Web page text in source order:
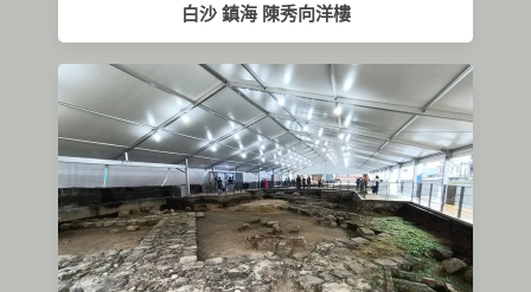
白沙 鎮海 陳秀向洋樓